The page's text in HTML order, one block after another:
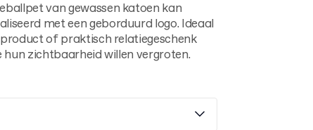
van gewassen katoen kan
met een geborduurd logo. Ideaal
of praktisch relatiegeschenk
hun zichtbaarheid willen vergroten.